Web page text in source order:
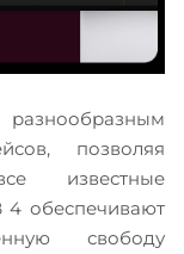
позволяя
известные
обеспечивают
свободу